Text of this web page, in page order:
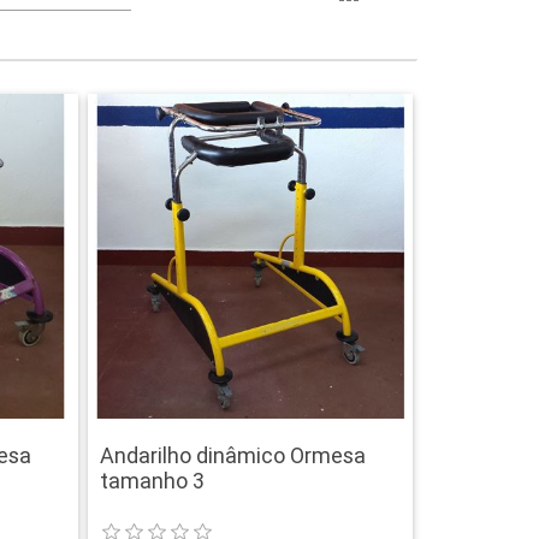
Andarilho dinâmico Ormesa
tamanho 3